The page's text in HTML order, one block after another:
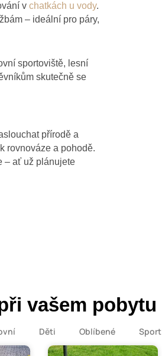
v chatkách u vody.
– ideální pro páry,
sportoviště, lesní
skutečně se
přírodě a
rovnováze a pohodě.
– ať už plánujete
vašem pobytu
Děti Oblíbené Sport